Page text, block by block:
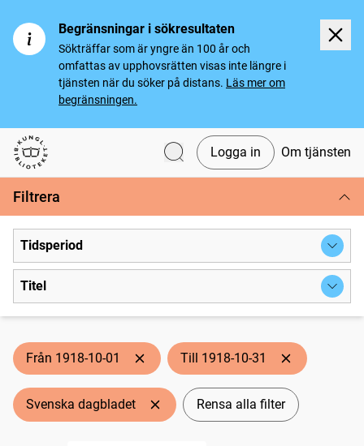
Begränsningar i sökresultaten
Sökträffar som är yngre än 100 år och
omfattas av upphovsrätten visas inte längre i
tjänsten när du söker på distans. Läs mer om
begränsningen.
Svenska tidningar
Logga in Om tjänsten
Filtrera
Tidsperiod
Titel
Från 1918-10-01 Till 1918-10-31
Svenska dagbladet Rensa alla filter